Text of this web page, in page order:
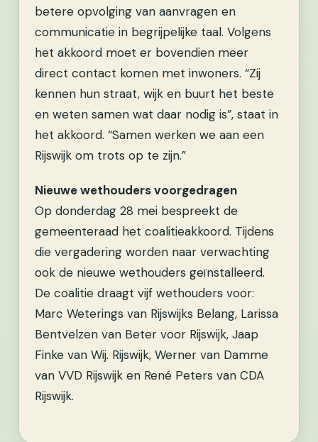
betere opvolging van aanvragen en
communicatie in begrijpelijke taal. Volgens
het akkoord moet er bovendien meer
direct contact komen met inwoners. “Zij
kennen hun straat, wijk en buurt het beste
en weten samen wat daar nodig is”, staat in
het akkoord. “Samen werken we aan een
Rijswijk om trots op te zijn.”
Nieuwe wethouders voorgedragen
Op donderdag 28 mei bespreekt de
gemeenteraad het coalitieakkoord. Tijdens
die vergadering worden naar verwachting
ook de nieuwe wethouders geïnstalleerd.
De coalitie draagt vijf wethouders voor:
Marc Weterings van Rijswijks Belang, Larissa
Bentvelzen van Beter voor Rijswijk, Jaap
Finke van Wij. Rijswijk, Werner van Damme
van VVD Rijswijk en René Peters van CDA
Rijswijk.